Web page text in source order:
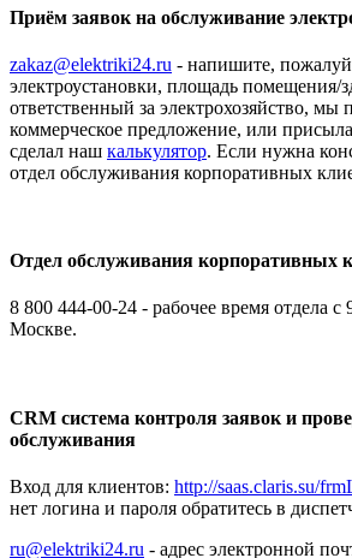
Приём заявок на обслуживание
zakaz@elektriki24.ru - напишите,
электроустановки, площадь помещения/
ответственный за электрохозяйство, мы
коммерческое предложение, или
сделал наш калькулятор. Если нужна
отдел обслуживания корпоративных
Отдел обслуживания корпоративных
8 800 444-00-24 - рабочее время отдела с
Москве.
CRM система контроля заявок и
обслуживания
Вход для клиентов: http://saas.claris.su/
нет логина и пароля обратитесь в
ru@elektriki24.ru - адрес электронной